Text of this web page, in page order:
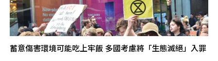
蓄意傷害環境可能吃上牢飯 多國考慮將「生態滅絕」入罪